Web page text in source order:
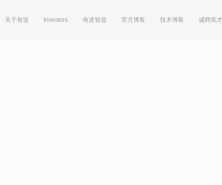
关于有道 Investors 有道智选 官方博客 技术博客 诚聘英才